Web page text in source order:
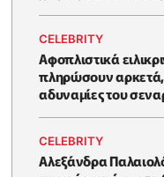
CELEBRITY
Αφοπλιστικά
πληρώσουν αρκετά,
αδυναμίες του
CELEBRITY
Αλεξάνδρα